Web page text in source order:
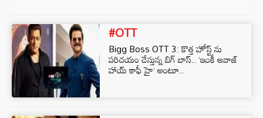
#OTT
Bigg Boss OTT 3: కొత్త హోస్ట్ ను
పరిచయం చేస్తున్న బిగ్ బాస్.. ‘ఇంకీ ఆవాజ్
హాయ్ కాఫీ హై’ అంటూ..